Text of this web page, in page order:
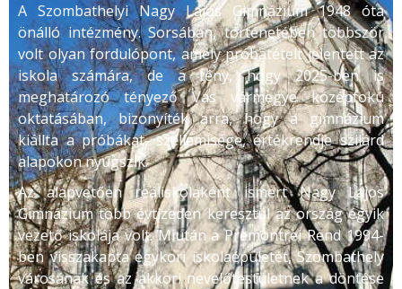
A Szombathelyi Nagy Lajos Gimnázium 1948 óta
önálló intézmény. Sorsában, történetében többször
volt olyan fordulópont, amely próbatételt jelentett az
iskola számára, de a tény, hogy 2025-ben is
meghatározó tényező Vas vármegye középfokú
oktatásában, bizonyíték arra, hogy a gimnázium
kiállta a próbákat, szellemisége, értékrendje szilárd
alapokon nyugszik.
Az alapvetően reáliskolaként ismert Nagy Lajos
Gimnázium több évtizeden keresztül az ország egyik
vezető iskolája volt. Miután a Premontrei Rend 1994-
ben visszakapta egykori iskolaépületét, Szombathely
városának és az akkori nevelőtestületnek a döntése